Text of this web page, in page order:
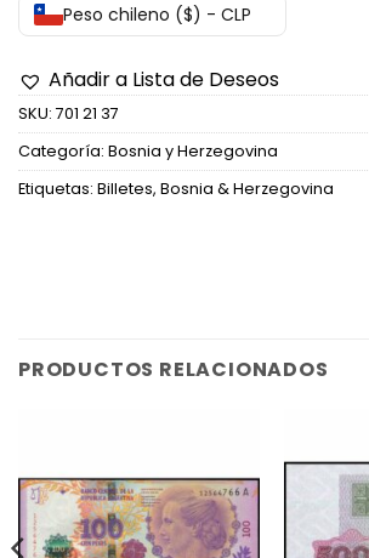
Peso chileno ($) - CLP
Añadir a Lista de Deseos
SKU: 701 21 37
Categoría: Bosnia y Herzegovina
Etiquetas: Billetes, Bosnia & Herzegovina
PRODUCTOS RELACIONADOS